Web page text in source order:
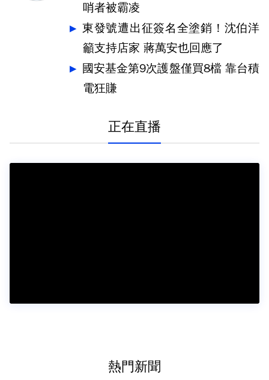
哨者被霸凌
東發號遭出征簽名全塗銷！沈伯洋
籲支持店家 蔣萬安也回應了
國安基金第9次護盤僅買8檔 靠台積
電狂賺
正在直播
熱門新聞